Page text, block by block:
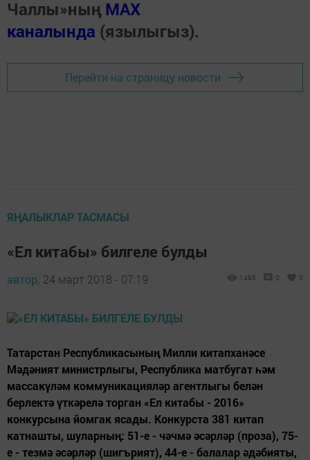
Чаллы»ның MAX
каналында (язылыгыз).
Перейти на страницу новости
ЯҢАЛЫКЛАР ТАСМАСЫ
«Ел китабы» билгеле булды
автор, 24 март 2018 - 07:19 1495 0 0
Татарстан Республикасының Милли китапханәсе
Мәдәният министрлыгы, Республика матбугат һәм
массакүләм коммуникацияләр агентлыгы белән
берлектә үткәрелә торган «Ел китабы - 2016»
конкурсына йомгак ясады. Конкурста 381 китап
катнашты, шуларның: 51-е - чәчмә әсәрләр (проза), 75-
е - тезмә әсәрләр (шигърият), 44-е - балалар әдәбияты,